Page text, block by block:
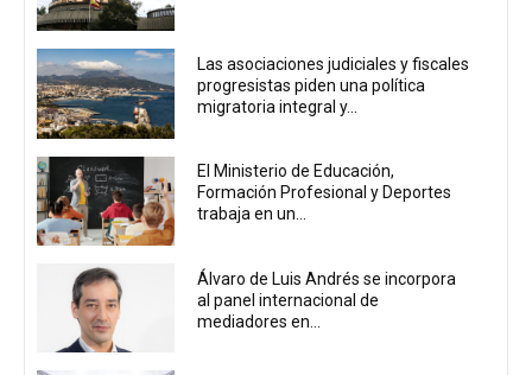
Las asociaciones judiciales y fiscales
progresistas piden una política
migratoria integral y...
El Ministerio de Educación,
Formación Profesional y Deportes
trabaja en un...
Álvaro de Luis Andrés se incorpora
al panel internacional de
mediadores en...